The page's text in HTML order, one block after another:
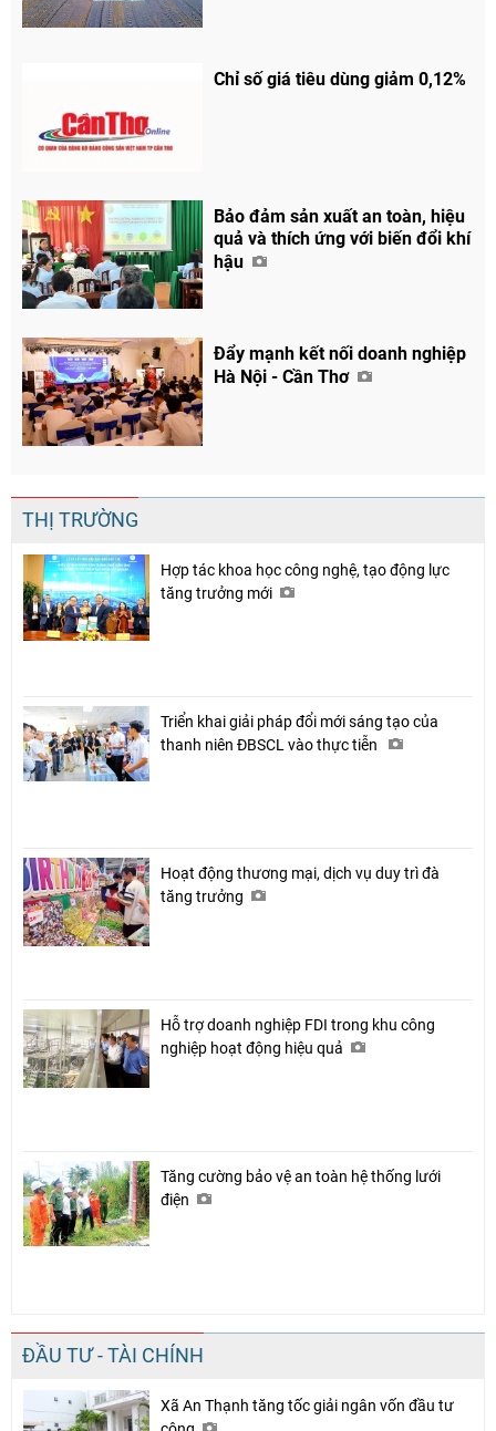
Chia sẻ
Chỉ số giá tiêu dùng giảm 0,12%
Bảo đảm sản xuất an toàn, hiệu
quả và thích ứng với biến đổi khí
hậu
Đẩy mạnh kết nối doanh nghiệp
Hà Nội - Cần Thơ
THỊ TRƯỜNG
Hợp tác khoa học công nghệ, tạo động lực
tăng trưởng mới
Triển khai giải pháp đổi mới sáng tạo của
thanh niên ĐBSCL vào thực tiễn
Hoạt động thương mại, dịch vụ duy trì đà
tăng trưởng
Hỗ trợ doanh nghiệp FDI trong khu công
nghiệp hoạt động hiệu quả
Tăng cường bảo vệ an toàn hệ thống lưới
điện
ĐẦU TƯ - TÀI CHÍNH
Xã An Thạnh tăng tốc giải ngân vốn đầu tư